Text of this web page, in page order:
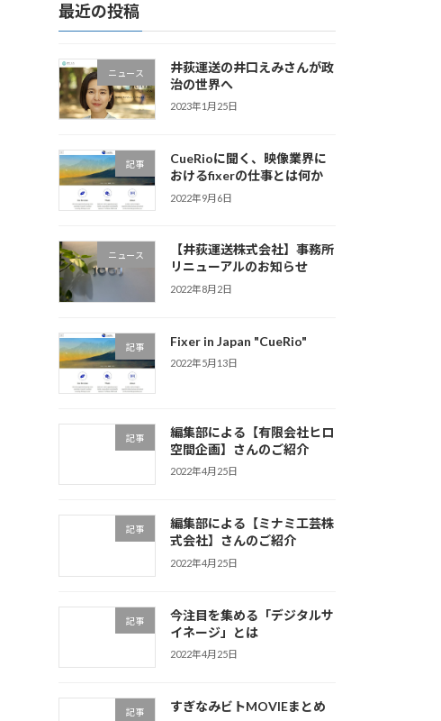
最近の投稿
ニュース
井荻運送の井口えみさんが政
治の世界へ
2023年1月25日
記事
CueRioに聞く、映像業界に
おけるfixerの仕事とは何か
2022年9月6日
ニュース
【井荻運送株式会社】事務所
リニューアルのお知らせ
2022年8月2日
記事 Fixer in Japan "CueRio"
2022年5月13日
記事
編集部による【有限会社ヒロ
空間企画】さんのご紹介
2022年4月25日
記事
編集部による【ミナミ工芸株
式会社】さんのご紹介
2022年4月25日
記事
今注目を集める「デジタルサ
イネージ」とは
2022年4月25日
記事 すぎなみビトMOVIEまとめ